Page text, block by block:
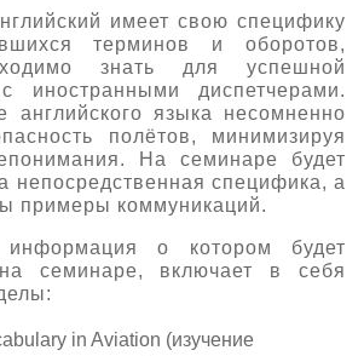
имеет свою специфику
терминов и оборотов,
знать для успешной
иностранными диспетчерами.
английского языка несомненно
полётов, минимизируя
На семинаре будет
непосредственная специфика, а
примеры коммуникаций.
о котором будет
семинаре, включает в себя
in Aviation (изучение